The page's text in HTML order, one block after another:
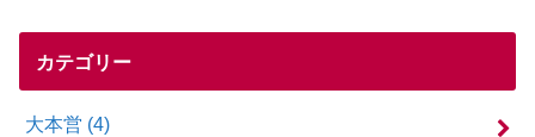
カテゴリー
大本営 (4)